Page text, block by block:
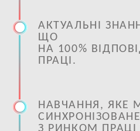
АКТУАЛЬНІ
ЩО
НА 100%
ПРАЦІ.
НАВЧАННЯ, ЯКЕ
СИНХРОНІЗОВАНЕ